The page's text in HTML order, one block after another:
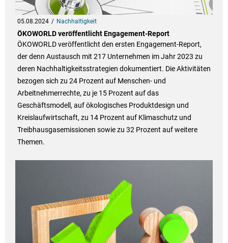
05.08.2024 Nachhaltigkeit
ÖKOWORLD veröffentlicht Engagement-Report
ÖKOWORLD veröffentlicht den ersten Engagement-Report,
der denn Austausch mit 217 Unternehmen im Jahr 2023 zu
deren Nachhaltigkeitsstrategien dokumentiert. Die Aktivitäten
bezogen sich zu 24 Prozent auf Menschen- und
Arbeitnehmerrechte, zu je 15 Prozent auf das
Geschäftsmodell, auf ökologisches Produktdesign und
Kreislaufwirtschaft, zu 14 Prozent auf Klimaschutz und
Treibhausgasemissionen sowie zu 32 Prozent auf weitere
Themen.